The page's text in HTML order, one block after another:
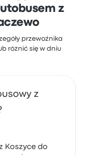
z
przewoźnika
różnić się w dniu
z
Koszyce do